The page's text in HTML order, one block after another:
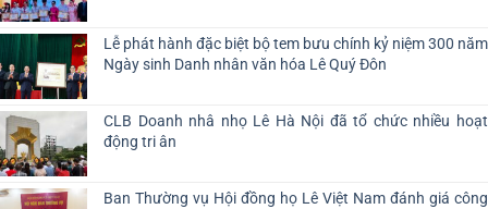
Lễ phát hành đặc biệt bộ tem bưu chính kỷ niệm 300 năm
Ngày sinh Danh nhân văn hóa Lê Quý Đôn
CLB Doanh nhâ nhọ Lê Hà Nội đã tổ chức nhiều hoạt
động tri ân
Ban Thường vụ Hội đồng họ Lê Việt Nam đánh giá công